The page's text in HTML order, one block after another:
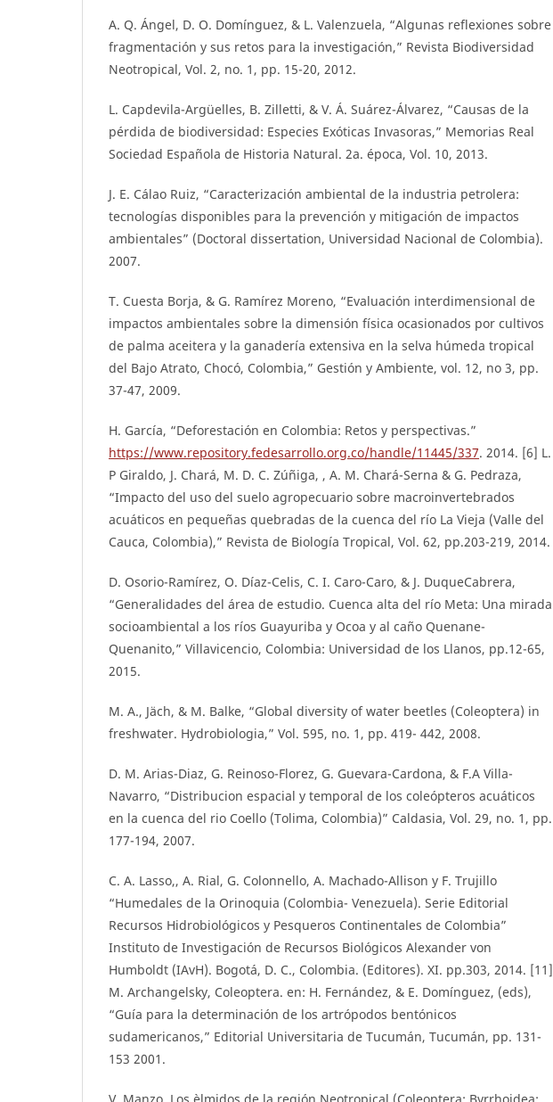
A. Q. Ángel, D. O. Domínguez, & L. Valenzuela, “Algunas reflexiones sobre
fragmentación y sus retos para la investigación,” Revista Biodiversidad
Neotropical, Vol. 2, no. 1, pp. 15-20, 2012.
L. Capdevila-Argüelles, B. Zilletti, & V. Á. Suárez-Álvarez, “Causas de la
pérdida de biodiversidad: Especies Exóticas Invasoras,” Memorias Real
Sociedad Española de Historia Natural. 2a. época, Vol. 10, 2013.
J. E. Cálao Ruiz, “Caracterización ambiental de la industria petrolera:
tecnologías disponibles para la prevención y mitigación de impactos
ambientales” (Doctoral dissertation, Universidad Nacional de Colombia).
2007.
T. Cuesta Borja, & G. Ramírez Moreno, “Evaluación interdimensional de
impactos ambientales sobre la dimensión física ocasionados por cultivos
de palma aceitera y la ganadería extensiva en la selva húmeda tropical
del Bajo Atrato, Chocó, Colombia,” Gestión y Ambiente, vol. 12, no 3, pp.
37-47, 2009.
H. García, “Deforestación en Colombia: Retos y perspectivas.”
https://www.repository.fedesarrollo.org.co/handle/11445/337. 2014. [6] L.
P Giraldo, J. Chará, M. D. C. Zúñiga, , A. M. Chará-Serna & G. Pedraza,
“Impacto del uso del suelo agropecuario sobre macroinvertebrados
acuáticos en pequeñas quebradas de la cuenca del río La Vieja (Valle del
Cauca, Colombia),” Revista de Biología Tropical, Vol. 62, pp.203-219, 2014.
D. Osorio-Ramírez, O. Díaz-Celis, C. I. Caro-Caro, & J. DuqueCabrera,
“Generalidades del área de estudio. Cuenca alta del río Meta: Una mirada
socioambiental a los ríos Guayuriba y Ocoa y al caño Quenane-
Quenanito,” Villavicencio, Colombia: Universidad de los Llanos, pp.12-65,
2015.
M. A., Jäch, & M. Balke, “Global diversity of water beetles (Coleoptera) in
freshwater. Hydrobiologia,” Vol. 595, no. 1, pp. 419- 442, 2008.
D. M. Arias-Diaz, G. Reinoso-Florez, G. Guevara-Cardona, & F.A Villa-
Navarro, “Distribucion espacial y temporal de los coleópteros acuáticos
en la cuenca del rio Coello (Tolima, Colombia)” Caldasia, Vol. 29, no. 1, pp.
177-194, 2007.
C. A. Lasso,, A. Rial, G. Colonnello, A. Machado-Allison y F. Trujillo
“Humedales de la Orinoquia (Colombia- Venezuela). Serie Editorial
Recursos Hidrobiológicos y Pesqueros Continentales de Colombia”
Instituto de Investigación de Recursos Biológicos Alexander von
Humboldt (IAvH). Bogotá, D. C., Colombia. (Editores). XI. pp.303, 2014. [11]
M. Archangelsky, Coleoptera. en: H. Fernández, & E. Domínguez, (eds),
“Guía para la determinación de los artrópodos bentónicos
sudamericanos,” Editorial Universitaria de Tucumán, Tucumán, pp. 131-
153 2001.